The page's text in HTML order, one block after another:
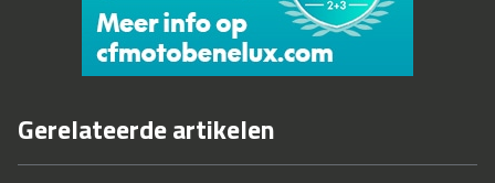
Gerelateerde artikelen